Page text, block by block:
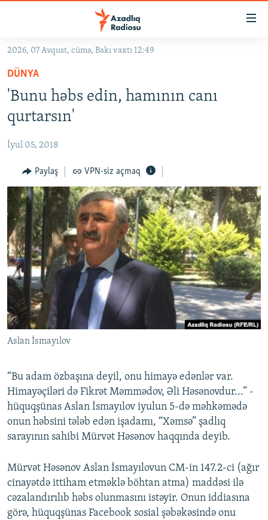
Əsas
qayıt
Əsas
qayıt
Axtarışa
keç
KORRUPSIOMETR
#ƏSLINDƏ
FƏRQƏ BAX
QANUNI DOĞRU
ARAŞDIRMA
MULTIMEDIA
VIDEO
FOTOQALEREYA
İNFOQRAFIKA
KARIKATURA
RADIO ARXIV
OXU ZALI
AZƏRBAYCAN ƏDƏBIYYATI KITABXANASI
İSLAM VƏ DEMOKRATIYA
İZ - MƏDƏNIYYƏT PROQRAMI
HAQQIMIZDA
MISSIYAMIZ
PEŞƏ ETIKASI VƏ JURNALISTIKA STANDARTLARIMIZ
MATERIALLARIMIZDAN ISTIFADƏ
AZADLIQRADIOSU MOBIL TELEFONUNUZDA
XƏBƏR BÜLLETENLƏRIMIZ
BIZI IZLƏ
RFE/RL-in bütün saytları
2026, 07 Avqust, cümə, Bakı vaxtı 12:49
DÜNYA
'Bunu həbs edin, hamının canı
qurtarsın'
İyul 05, 2018
Paylaş VPN-siz açmaq
Aslan İsmayılov
“Bu adam özbaşına deyil, onu himayə edənlər var.
Himayəçiləri də Fikrət Məmmədov, Əli Həsənovdur...” -
hüquqşünas Aslan İsmayılov iyulun 5-də məhkəmədə
onun həbsini tələb edən işadamı, “Xəmsə” şadlıq
sarayının sahibi Mürvət Həsənov haqqında deyib.
Mürvət Həsənov Aslan İsmayılovun CM-in 147.2-ci (ağır
cinayətdə ittiham etməklə böhtan atma) maddəsi ilə
cəzalandırılıb həbs olunmasını istəyir. Onun iddiasına
görə, hüquqşünas Facebook sosial şəbəkəsində onu